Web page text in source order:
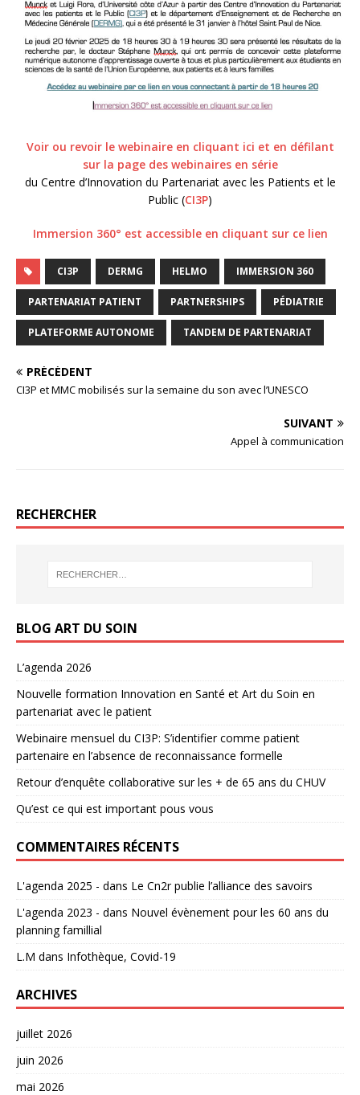
Voir ou revoir le webinaire en cliquant ici et en défilant
sur la page des webinaires en série
du Centre d’Innovation du Partenariat avec les Patients et le
Public (CI3P)
Immersion 360° est accessible en cliquant sur ce lien
CI3P DERMG HELMO IMMERSION 360
PARTENARIAT PATIENT PARTNERSHIPS PÉDIATRIE
PLATEFORME AUTONOME TANDEM DE PARTENARIAT
PRÉCÉDENT
CI3P et MMC mobilisés sur la semaine du son avec l’UNESCO
SUIVANT
Appel à communication
RECHERCHER
BLOG ART DU SOIN
L’agenda 2026
Nouvelle formation Innovation en Santé et Art du Soin en
partenariat avec le patient
Webinaire mensuel du CI3P: S’identifier comme patient
partenaire en l’absence de reconnaissance formelle
Retour d’enquête collaborative sur les + de 65 ans du CHUV
Qu’est ce qui est important pous vous
COMMENTAIRES RÉCENTS
L'agenda 2025 - dans Le Cn2r publie l’alliance des savoirs
L'agenda 2023 - dans Nouvel évènement pour les 60 ans du
planning famillial
L.M dans Infothèque, Covid-19
ARCHIVES
juillet 2026
juin 2026
mai 2026